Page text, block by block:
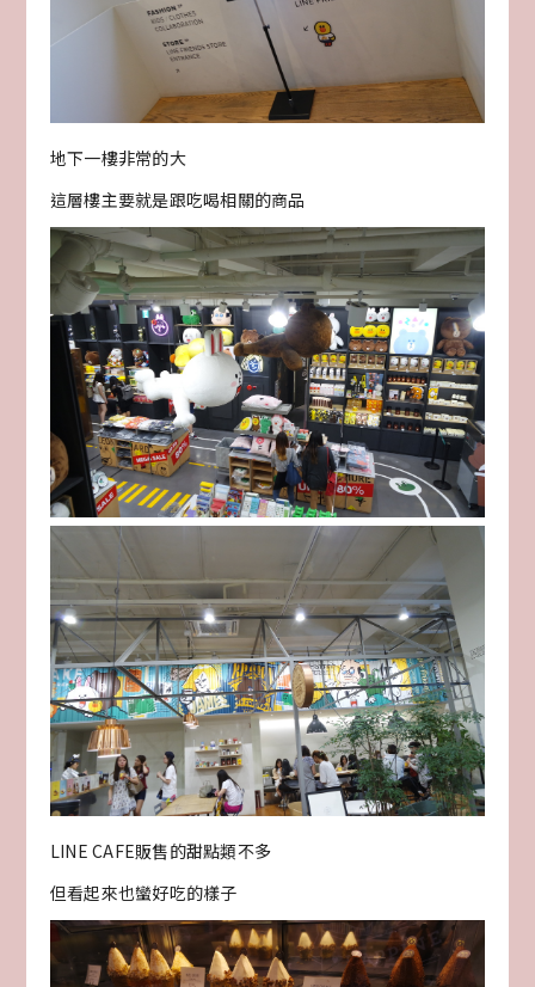
地下一樓非常的大
這層樓主要就是跟吃喝相關的商品
LINE CAFE販售的甜點類不多
但看起來也蠻好吃的樣子